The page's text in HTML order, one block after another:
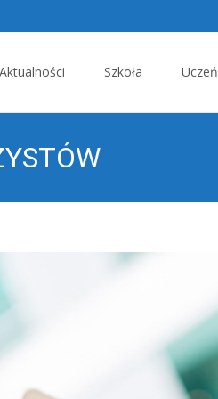
Aktualności Szkoła Uczeń